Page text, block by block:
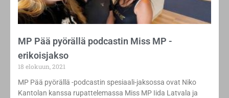
MP Pää pyörällä podcastin Miss MP -
erikoisjakso
18 elokuun, 2021
MP Pää pyörällä -podcastin spesiaali-jaksossa ovat Niko
Kantolan kanssa rupattelemassa Miss MP Iida Latvala ja